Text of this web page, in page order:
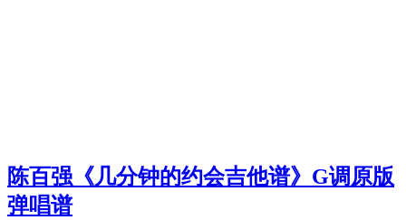
陈百强《几分钟的约会吉他谱》G调原版
弹唱谱